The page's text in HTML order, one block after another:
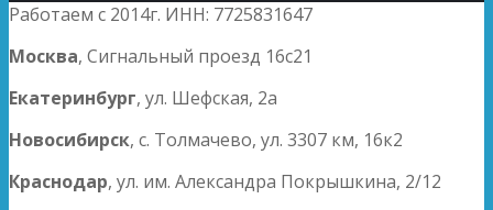
Работаем с 2014г. ИНН: 7725831647
Москва, Сигнальный проезд 16с21
Екатеринбург, ул. Шефская, 2а
Новосибирск, с. Толмачево, ул. 3307 км, 16к2
Краснодар, ул. им. Александра Покрышкина, 2/12